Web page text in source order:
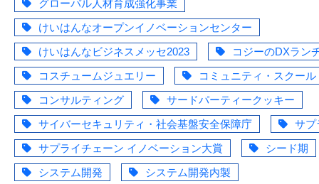
グローバル人材育成強化事業
けいはんなオープンイノベーションセンター
けいはんなビジネスメッセ2023
コジーのDXラン
コスチュームジュエリー
コミュニティ・スクール
コンサルティング
サードパーティークッキー
サイバーセキュリティ・社会基盤安全保障庁
サプ
サプライチェーン イノベーション大賞
シード期
システム開発
システム開発内製